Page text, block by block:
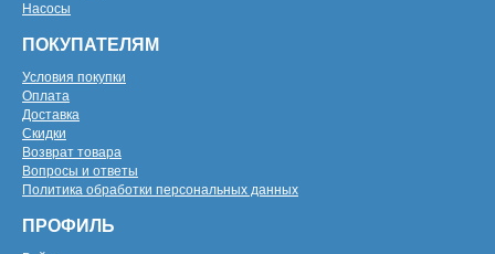
Насосы
ПОКУПАТЕЛЯМ
Условия покупки
Оплата
Доставка
Скидки
Возврат товара
Вопросы и ответы
Политика обработки персональных данных
ПРОФИЛЬ